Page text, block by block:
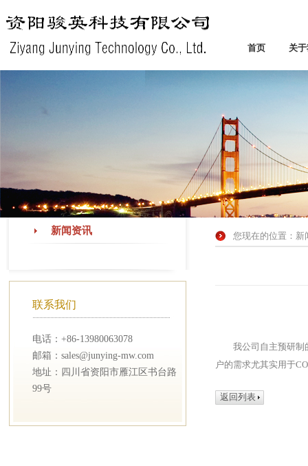
关
首页
新闻资讯
联系我们
电话：+86-13980063078
邮箱：sales@junying-mw.com
地址：四川省资阳市雁江区书台路
99号
您现在的位置： 新
我公司自主预研制
户的需求尤其实用于
返回列表